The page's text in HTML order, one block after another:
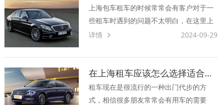
是租车族需要认真考虑的问···
上海包车租车的时候常常会有客户对于一
些租车时遇到的问题不太明白，在这里上
海租车公司为大家一一解答。问：包车租
准备好做合同所需要的信息，如果你是企
业公司租车的话你需要准备：公司名称、
公司地址、公司电话、当天···
详情 2024-09-29
在上海租车应该怎么选择适合自己的车型呢？
租车现在是很流行的一种出门代步的方
式，相信很多朋友常常会有用车的需要